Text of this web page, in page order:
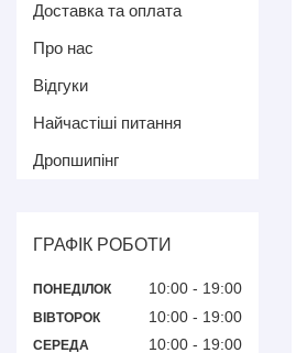
Доставка та оплата
Про нас
Відгуки
Найчастіші питання
Дропшипінг
ГРАФІК РОБОТИ
ПОНЕДІЛОК 10:00 19:00
ВІВТОРОК 10:00 19:00
СЕРЕДА 10:00 19:00